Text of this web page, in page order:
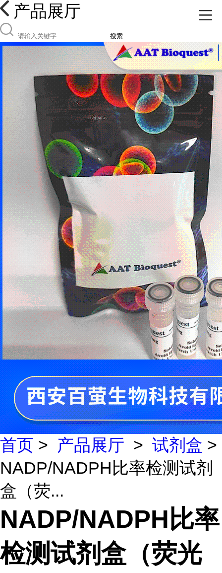
产品展厅
搜索
首页 > 产品展厅 > 试剂盒 >
NADP/NADPH比率检测试剂
盒（荧...
NADP/NADPH比率
检测试剂盒（荧光